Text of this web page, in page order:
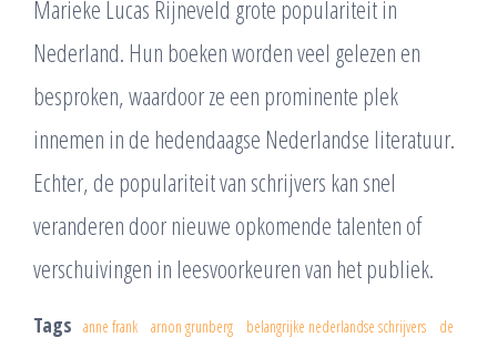
Marieke Lucas Rijneveld grote populariteit in
Nederland. Hun boeken worden veel gelezen en
besproken, waardoor ze een prominente plek
innemen in de hedendaagse Nederlandse literatuur.
Echter, de populariteit van schrijvers kan snel
veranderen door nieuwe opkomende talenten of
verschuivingen in leesvoorkeuren van het publiek.
Tags anne frank arnon grunberg belangrijke nederlandse schrijvers de